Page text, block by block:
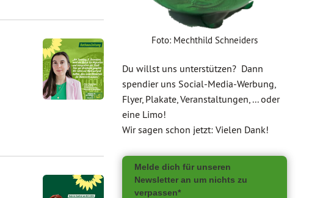
Foto: Mechthild Schneiders
Du willst uns unterstützen? Dann
spendier uns Social-Media-Werbung,
Flyer, Plakate, Veranstaltungen, ... oder
eine Limo!
Wir sagen schon jetzt: Vielen Dank!
Melde dich für unseren
Newsletter an um nichts zu
verpassen*